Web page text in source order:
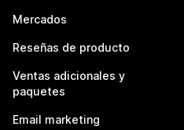
Mercados
Reseñas de producto
Ventas adicionales y
paquetes
Email marketing